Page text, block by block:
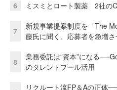
6 ミスミとロート製薬 2社の
7
新規事業提案制度を「The
藤氏に聞く、応募者を急増
8
業務委託は“資本”になる
のタレントプール活用
リクルート流FP＆Aの正体